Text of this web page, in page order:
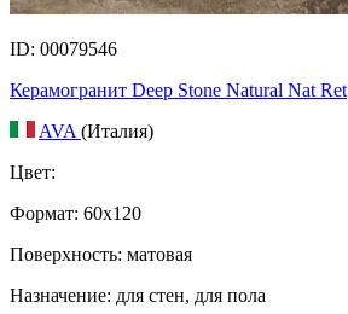
ID: 00079546
Керамогранит Deep Stone Natural Nat Ret
AVA (Италия)
Цвет:
Формат: 60x120
Поверхность: матовая
Назначение: для стен, для пола